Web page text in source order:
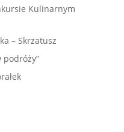
Kulinarnym
– Skrzatusz
podróży”